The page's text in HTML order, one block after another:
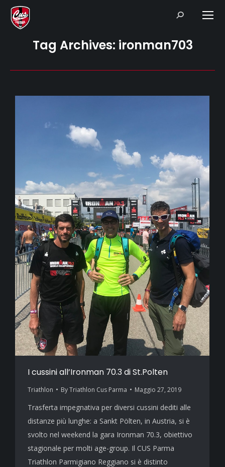
Search:
Tag Archives: ironman703
I cussini all’Ironman 70.3 di St.Polten
Triathlon ByTriathlon Cus Parma Maggio 27, 2019
Trasferta impegnativa per diversi cussini dediti alle
distanze più lunghe: a Sankt Pölten, in Austria, si è
svolto nel weekend la gara Ironman 70.3, obiettivo
stagionale per molti age-group. Il CUS Parma
Triathlon Parmigiano Reggiano si è distinto